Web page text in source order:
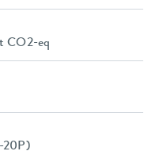
CO2-eq
20P)